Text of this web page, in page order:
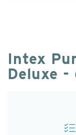
Anfang
der
Intex
Deluxe -